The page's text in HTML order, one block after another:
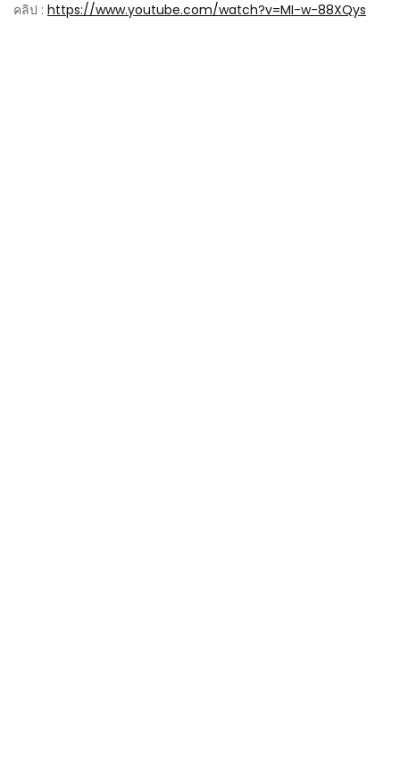
คลิป : https://www.youtube.com/watch?v=MI-w-88XQys